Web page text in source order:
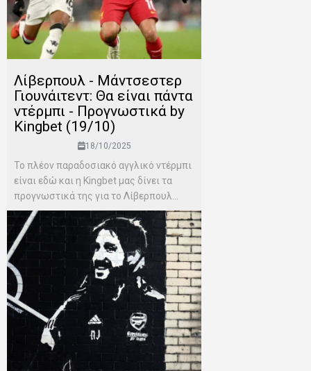
Λίβερπουλ - Μάντσεστερ
Γιουνάιτεντ: Θα είναι πάντα
ντέρμπι - Προγνωστικά by
Kingbet (19/10)
18/10/2025
Το πλέον παραδοσιακό αγγλικό ντέρμπι
είναι εδώ και η Kingbet μας δίνει τα
προγνωστικά της για το Λίβερπουλ...